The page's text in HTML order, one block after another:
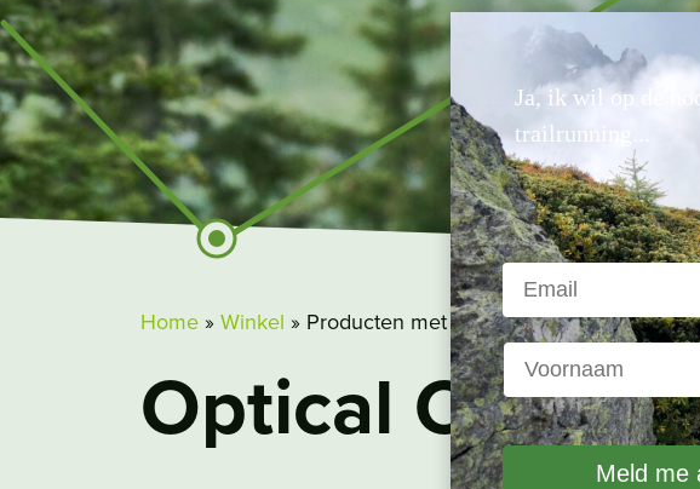
Home» Winkel » Producten met tag “Optical Clip
Optical Clip
Ja, ik wil op de
trailrunning...